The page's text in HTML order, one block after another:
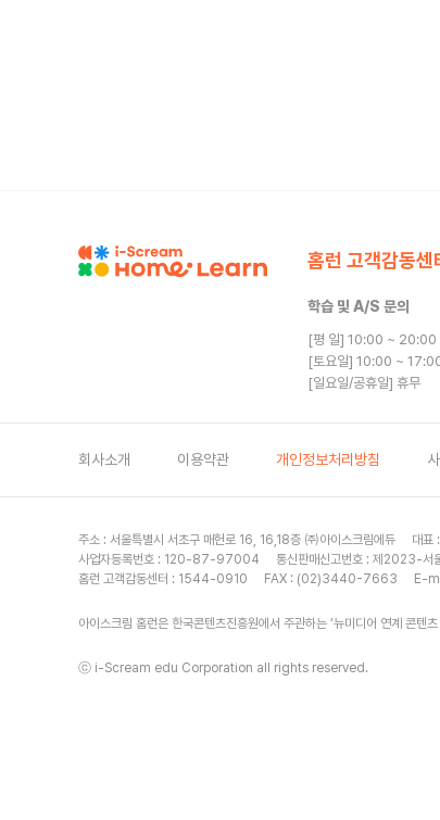
홈런 고객감동센
학습 및 A/S 문의
[평 일] 10:00 ~ 20:00
[토요일] 10:00 ~
[일요일/공휴일] 휴무
회사소개 이용약관 개인정보처리방침
주소 : 서울특별시 서초구 매헌로 16, 16,18층 ㈜아이스크림에듀
대표
사업자등록번호 : 120-87-97004
통신판매신고번호 : 제2023-
홈런 고객감동센터 : 1544-0910
FAX : (02)3440-7663 E-
아이스크림 홈런은 한국콘텐츠진흥원에서 주관하는 ‘뉴미디어 연계 콘텐
ⓒ i-Scream edu Corporation all rights reserved.